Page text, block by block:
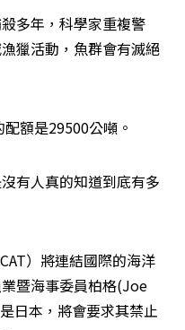
多年，科學家重複警
獵活動，魚群會有滅絕
額是29500公噸。
有人真的知道到底有多
）將連結國際的海洋
暨海事委員柏格(Joe
日本，將會要求其禁止